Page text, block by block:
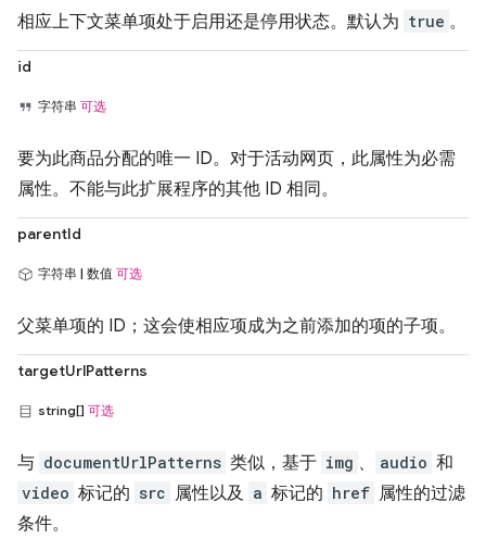
相应上下文菜单项处于启用还是停用状态。默认为 true 。
id
字符串 可选
要为此商品分配的唯一 ID。对于活动网页，此属性为必需
属性。不能与此扩展程序的其他 ID 相同。
parentId
字符串 | 数值 可选
父菜单项的 ID；这会使相应项成为之前添加的项的子项。
targetUrlPatterns
string[] 可选
与 documentUrlPatterns 类似，基于 img 、 audio 和
video 标记的 src 属性以及 a 标记的 href 属性的过滤
条件。